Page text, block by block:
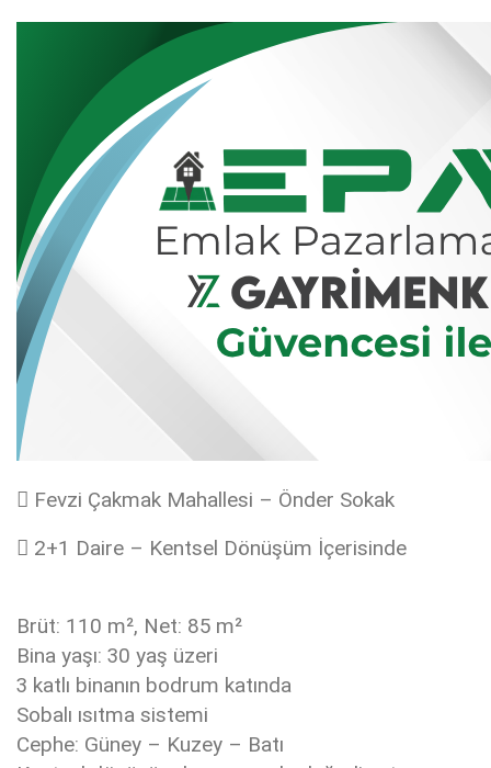
 Fevzi Çakmak Mahallesi – Önder Sokak
 2+1 Daire – Kentsel Dönüşüm İçerisinde
Brüt: 110 m², Net: 85 m²
Bina yaşı: 30 yaş üzeri
3 katlı binanın bodrum katında
Sobalı ısıtma sistemi
Cephe: Güney – Kuzey – Batı